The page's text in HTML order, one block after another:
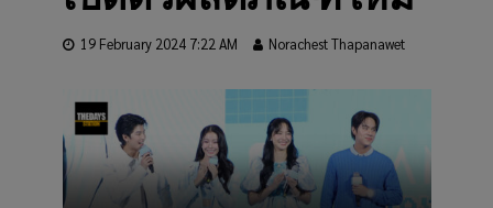
19 February 2024 7:22 AM Norachest Thapanawet